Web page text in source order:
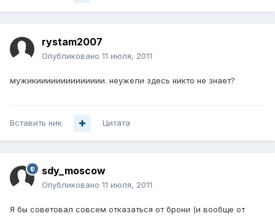
rystam2007
Опубликовано 11 июля, 2011
мужикииииииииииииии. неужели здесь никто не знает?
Вставить ник Цитата
sdy_moscow
Опубликовано 11 июля, 2011
Я бы советовал совсем отказаться от брони (и вообще от